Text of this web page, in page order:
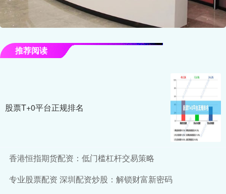
推荐阅读
股票T+0平台正规排名
香港恒指期货配资：低门槛杠杆交易策略
专业股票配资 深圳配资炒股：解锁财富新密码